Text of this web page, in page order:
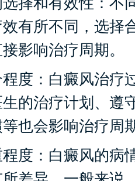
有所不同，选择
影响治疗周期。
：白癜风治疗
的治疗计划、遵
也会影响治疗周
：白癜风的病